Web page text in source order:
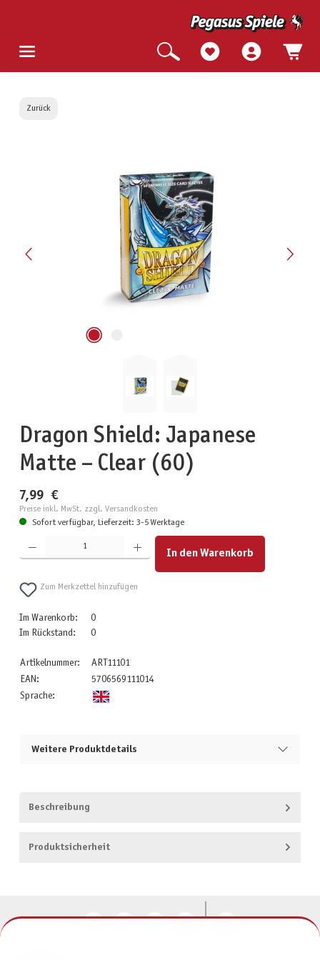
Zurück
Dragon Shield: Japanese
Matte – Clear (60)
7,99 €
Preise inkl. MwSt. zzgl. Versandkosten
Sofort verfügbar, Lieferzeit: 3-5 Werktage
Produkt Anzahl: Gib den gewünschten Wert ein oder benutze die Schaltflächen um die Anzahl zu
In den Warenkorb
Zum Merkzettel hinzufügen
Im Warenkorb:
0
Im Rückstand:
0
Artikelnummer:
ART11101
EAN:
5706569111014
Sprache:
Weitere Produktdetails
Beschreibung
Produktsicherheit